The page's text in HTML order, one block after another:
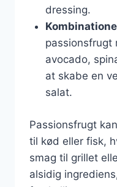
dressing.
passionsfrugt
avocado,
at skabe en
salat.
Passionsfrugt
til kød eller fisk,
smag til grillet
alsidig